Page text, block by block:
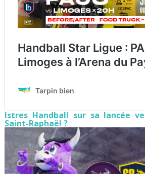
Istres Handball sur sa lancée
Saint-Raphaël ?